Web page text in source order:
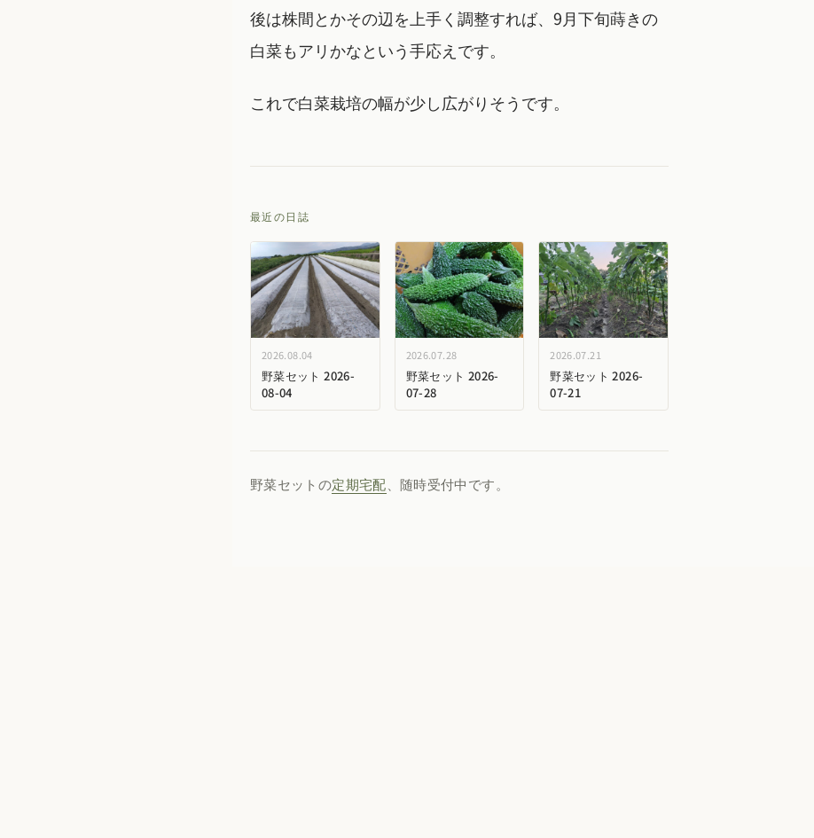
後は株間とかその辺を上手く調整すれば、9月下旬蒔きの
白菜もアリかなという手応えです。
これで白菜栽培の幅が少し広がりそうです。
最近の日誌
2026.08.04
野菜セット 2026-
08-04
2026.07.28
野菜セット 2026-
07-28
2026.07.21
野菜セット 2026-
07-21
野菜セットの定期宅配 、随時受付中です。